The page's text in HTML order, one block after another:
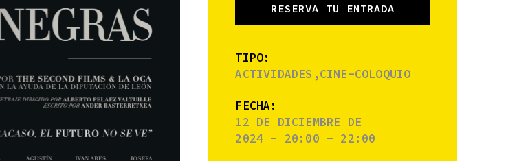
RESERVA TU ENTRADA
TIPO:
ACTIVIDADES,CINE-COLOQUIO
FECHA:
12 DE DICIEMBRE DE
2024 - 20:00 - 22:00